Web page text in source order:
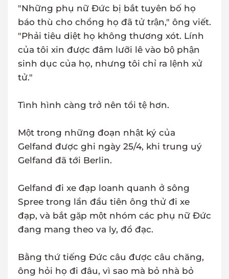
"Những phụ nữ Đức bị bắt tuyên bố họ
báo thù cho chồng họ đã tử trận," ông viết.
"Phải tiêu diệt họ không thương xót. Lính
của tôi xin được đâm lưỡi lê vào bộ phận
sinh dục của họ, nhưng tôi chỉ ra lệnh xử
tử."
Tình hình càng trở nên tồi tệ hơn.
Một trong những đoạn nhật ký của
Gelfand được ghi ngày 25/4, khi trung uý
Gelfand đã tới Berlin.
Gelfand đi xe đạp loanh quanh ở sông
Spree trong lần đầu tiên ông thử đi xe
đạp, và bắt gặp một nhóm các phụ nữ Đức
đang mang theo va ly, đồ đạc.
Bằng thứ tiếng Đức câu được câu chăng,
ông hỏi họ đi đâu, vì sao mà bỏ nhà bỏ